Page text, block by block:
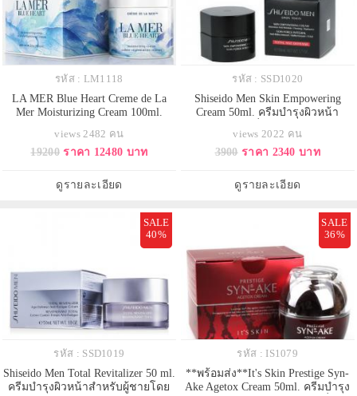
รหัส : LM1118
LA MER Blue Heart Creme de La
Mer Moisturizing Cream 100ml.
ต้นกำเนิดที่มาจากท้องทะเลอันเป็น
ตำนาน ฟื้นบำรุงผิว ผิวรู้สึกกระชับ
เลือนลง ผิวแลดูอ่อนเยาว์ ชุ่มชื้น
views 2482 คน
19200 ราคา 12480 บาท
ดูรายละเอียด
รหัส : SSD1020
Shiseido Men Skin Empowering
Cream 50ml. ครีมบำรุงผิวหน้า
พร้อมลดเลือนและปกป้องการเกิดริ้ว
รอยแห่งวัย ฟื้นฟูผิวจากความเหนื่อย
ผิวอย่างสมดุล ลดความแห้งกร้าน
และความมันส่วนเกิน สั
views 2022 คน
3900 ราคา 2340 บาท
ดูรายละเอียด
SALE
40%
รหัส : SSD1019
Shiseido Men Total Revitalizer 50 ml.
ครีมบำรุงผิวหน้าสำหรับผู้ชายโดย
SALE
36%
รหัส : IS1079
**พร้อมส่ง**It's Skin Prestige Syn-
Ake Agetox Cream 50ml. ครีมบำรุง